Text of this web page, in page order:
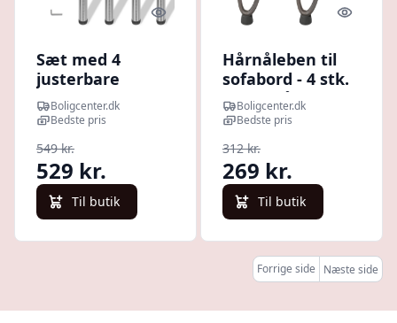
Quick look
Sæt med 4
justerbare
bordben -
børstet nikkel,
Boligcenter.dk
Bedste pris
549 kr.
529 kr.
Til butik
Quick
Hårnåleben til
sofabord - 4 stk.
naturstål, 10 cm,
massivt stål
Boligcenter.dk
Bedste pris
312 kr.
269 kr.
Til butik
Forrige side Næste side